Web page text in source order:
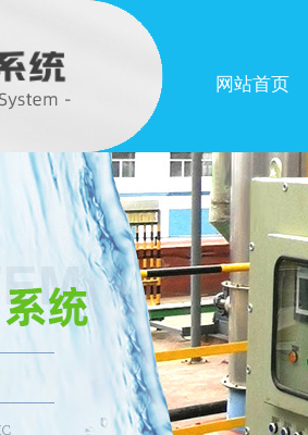
网站首页